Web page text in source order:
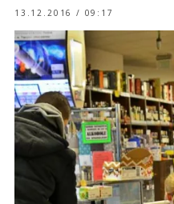
13.12.2016 / 09:17